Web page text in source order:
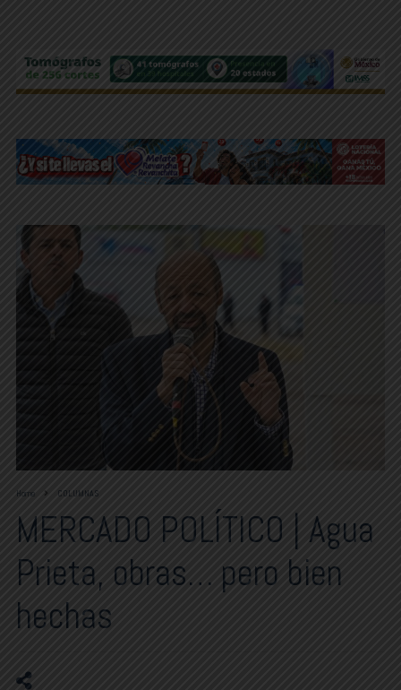
Home COLUMNAS
MERCADO POLÍTICO | Agua
Prieta, obras… pero bien
hechas